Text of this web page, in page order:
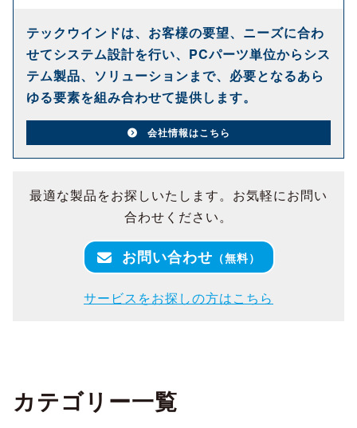
テックウインドは、お客様の要望、ニーズに合わ
せてシステム設計を行い、PCパーツ単位からシス
テム製品、ソリューションまで、必要となるあら
ゆる要素を組み合わせて提供します。
会社情報はこちら
最適な製品をお探しいたします。お気軽にお問い
合わせください。
お問い合わせ （無料）
サービスをお探しの方はこちら
カテゴリー一覧